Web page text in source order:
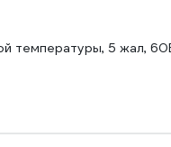
температуры, 5 жал,